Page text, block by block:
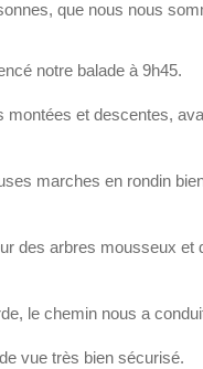
que nous nous
notre balade à 9h45.
montées et descentes,
marches en rondin
des arbres mousseux et
le chemin nous a
vue très bien sécurisé.